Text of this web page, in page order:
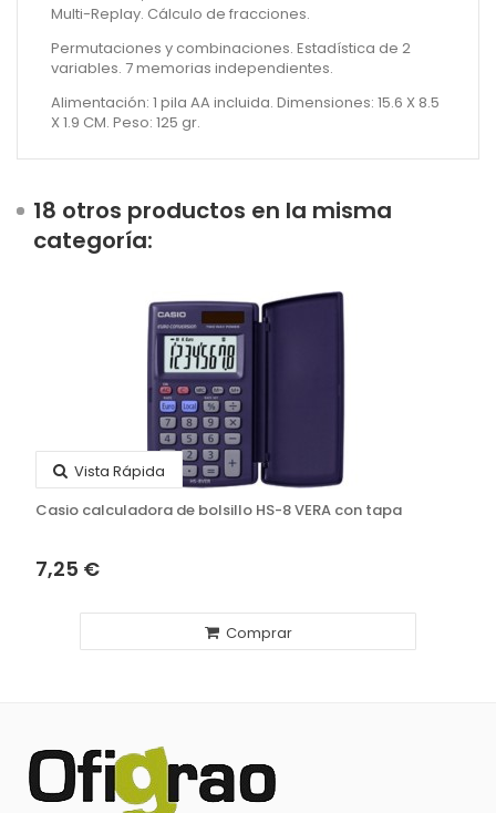
Multi-Replay. Cálculo de fracciones.
Permutaciones y combinaciones. Estadística de 2
variables. 7 memorias independientes.
Alimentación: 1 pila AA incluida. Dimensiones: 15.6 X 8.5
X 1.9 CM. Peso: 125 gr.
18 otros productos en la misma
categoría:
Vista Rápida
Casio calculadora de bolsillo HS-8 VERA con tapa
7,25 €
Comprar